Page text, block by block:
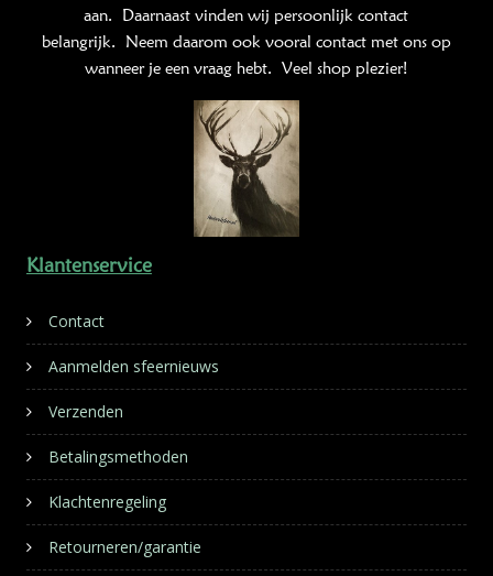
aan. Daarnaast vinden wij persoonlijk contact
belangrijk. Neem daarom ook vooral contact met ons op
wanneer je een vraag hebt. Veel shop plezier!
Klantenservice
Contact
Aanmelden sfeernieuws
Verzenden
Betalingsmethoden
Klachtenregeling
Retourneren/garantie